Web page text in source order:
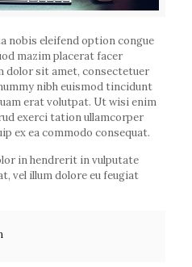
nobis eleifend option congue
mazim placerat facer
dolor sit amet, consectetuer
nibh euismod tincidunt
erat volutpat. Ut wisi enim
exerci tation ullamcorper
ex ea commodo consequat.
in hendrerit in vulputate
vel illum dolore eu feugiat